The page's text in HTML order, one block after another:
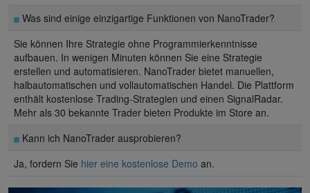
Was sind einige einzigartige Funktionen von NanoTrader?
Sie können Ihre Strategie ohne Programmierkenntnisse
aufbauen. In wenigen Minuten können Sie eine Strategie
erstellen und automatisieren. NanoTrader bietet manuellen,
halbautomatischen und vollautomatischen Handel. Die Plattform
enthält kostenlose Trading-Strategien und einen SignalRadar.
Mehr als 30 bekannte Trader bieten Produkte im Store an.
Kann ich NanoTrader ausprobieren?
Ja, fordern Sie hier eine kostenlose Demo an.